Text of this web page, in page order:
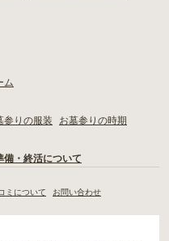
ム
参りの服装
お墓参りの時期
備・終活について
ミについて お問い合わせ